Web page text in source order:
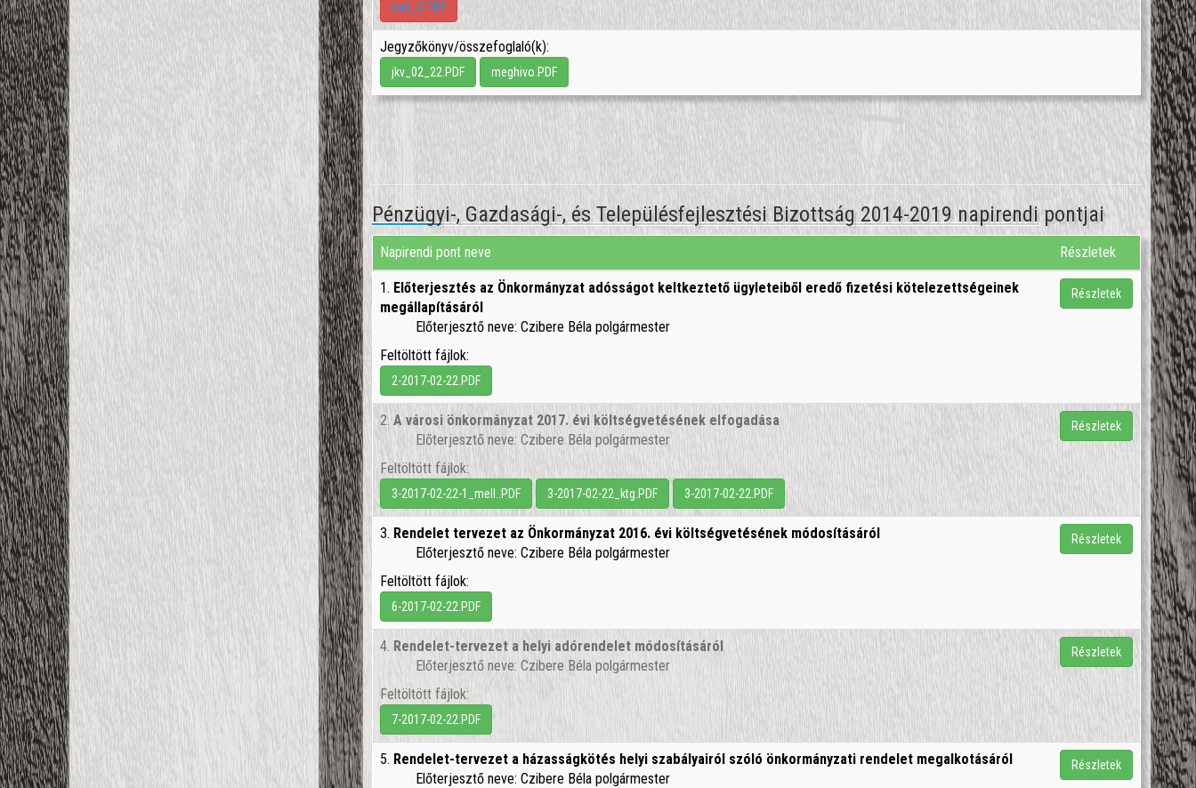
zart_2.PDF
Jegyzőkönyv/összefoglaló(k):
jkv_02_22.PDF meghivo.PDF
Pénzügyi-, Gazdasági-, és Településfejlesztési Bizottság 2014-2019 napirendi pontjai
Napirendi pont neve Részletek
1. Előterjesztés az Önkormányzat adósságot keltkeztető ügyleteiből eredő fizetési kötelezettségeinek
megállapításáról
Előterjesztő neve: Czibere Béla polgármester
Feltöltött fájlok:
2-2017-02-22.PDF
Részletek
2.A városi önkormányzat 2017. évi költségvetésének elfogadása
Előterjesztő neve: Czibere Béla polgármester
Feltöltött fájlok:
3-2017-02-22-1_mell..PDF 3-2017-02-22_ktg.PDF 3-2017-02-22.PDF
Részletek
3. Rendelet tervezet az Önkormányzat 2016. évi költségvetésének módosításáról
Előterjesztő neve: Czibere Béla polgármester
Feltöltött fájlok:
6-2017-02-22.PDF
Részletek
4. Rendelet-tervezet a helyi adórendelet módosításáról
Előterjesztő neve: Czibere Béla polgármester
Feltöltött fájlok:
7-2017-02-22.PDF
Részletek
5. Rendelet-tervezet a házasságkötés helyi szabályairól szóló önkormányzati rendelet megalkotásáról
Előterjesztő neve: Czibere Béla polgármester
Részletek